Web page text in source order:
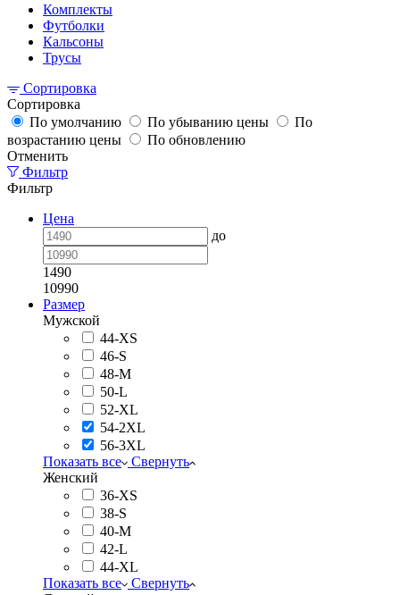
Комплекты
Футболки
Кальсоны
Трусы
Сортировка
Сортировка
По умолчанию
По убыванию цены
По
возрастанию цены
По обновлению
Отменить
Фильтр
Фильтр
Цена
до
1490
10990
Размер
Мужской
44-XS
46-S
48-M
50-L
52-XL
54-2XL
56-3XL
Показать все
Свернуть
Женский
36-XS
38-S
40-M
42-L
44-XL
Показать все
Свернуть